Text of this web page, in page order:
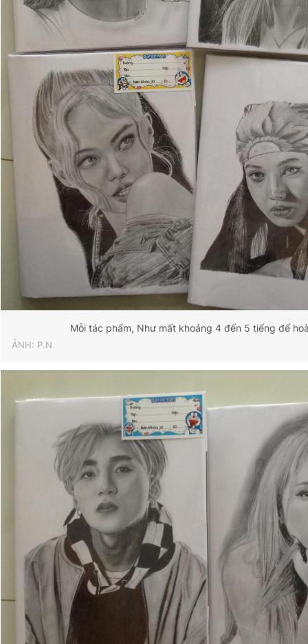
Mỗi tác phẩm, Như mất khoảng 4 đến 5 tiếng để
ẢNH: P.N